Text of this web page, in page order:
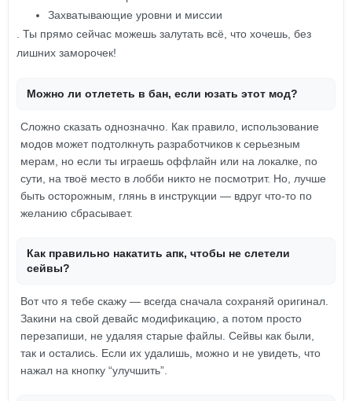
Захватывающие уровни и миссии
. Ты прямо сейчас можешь залутать всё, что хочешь, без
лишних заморочек!
Можно ли отлететь в бан, если юзать этот мод?
Сложно сказать однозначно. Как правило, использование
модов может подтолкнуть разработчиков к серьезным
мерам, но если ты играешь оффлайн или на локалке, по
сути, на твоё место в лобби никто не посмотрит. Но, лучше
быть осторожным, глянь в инструкции — вдруг что-то по
желанию сбрасывает.
Как правильно накатить апк, чтобы не слетели
сейвы?
Вот что я тебе скажу — всегда сначала сохраняй оригинал.
Закини на свой девайс модификацию, а потом просто
перезапиши, не удаляя старые файлы. Сейвы как были,
так и остались. Если их удалишь, можно и не увидеть, что
нажал на кнопку “улучшить”.